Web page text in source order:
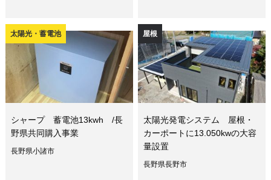
太陽光・蓄電池
シャープ 蓄電池13kwh /長
野県共同購入事業
長野県小諸市
屋根
太陽光発電システム 屋根・
カーポートに13.050kwの大容
量設置
長野県長野市